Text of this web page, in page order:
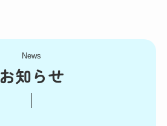
News
お知らせ